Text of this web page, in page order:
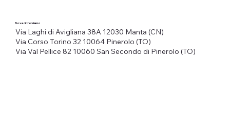
Dove ci troviamo
Via Laghi di Avigliana 38A 12030 Manta (CN)
Via Val Pellice 82 10060 San Secondo di Pinerolo (TO)
Via Corso Torino 32 10064 Pinerolo (TO)